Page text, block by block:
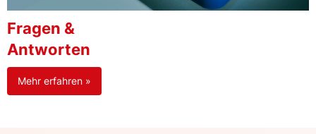
Fragen &
Antworten
Mehr erfahren »